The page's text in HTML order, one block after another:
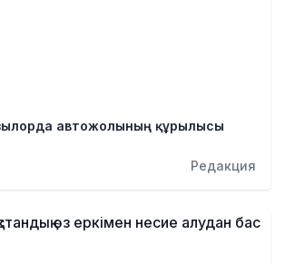
автожолының құрылысы
Редакция